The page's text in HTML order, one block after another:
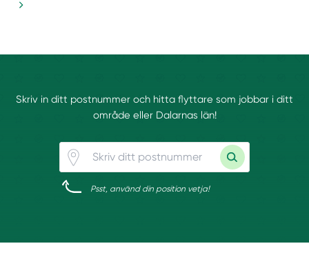
Skriv in ditt postnummer och hitta flyttare som jobbar i ditt
område eller Dalarnas län!
Psst, använd din position vetja!